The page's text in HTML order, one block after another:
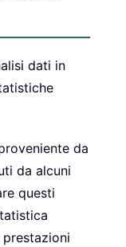
dati in
da
da alcuni
questi